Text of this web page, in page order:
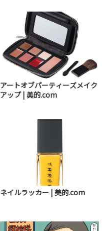
アートオブパーティーズメイク
アップ | 美的.com
ネイルラッカー | 美的.com